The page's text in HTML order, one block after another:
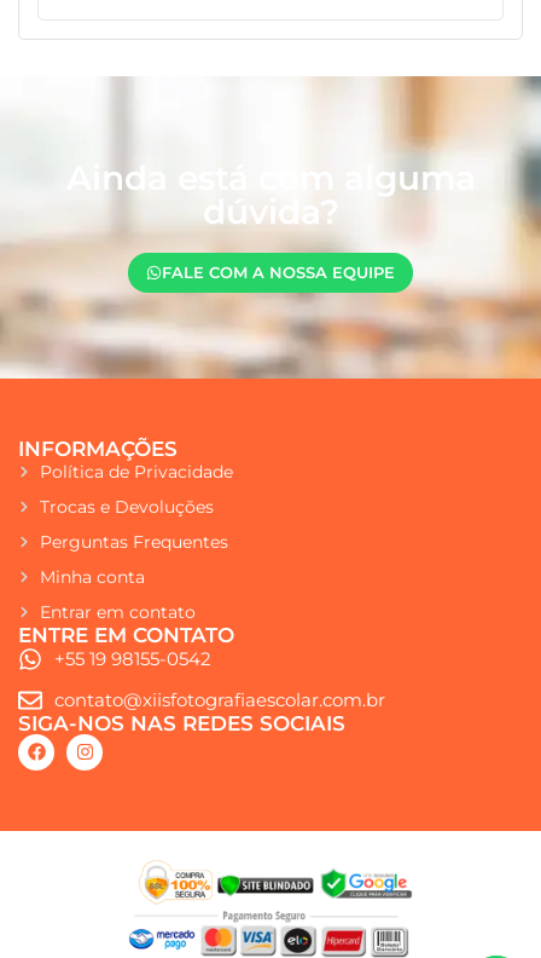
Ainda está com alguma
dúvida?
FALE COM A NOSSA EQUIPE
INFORMAÇÕES
Política de Privacidade
Trocas e Devoluções
Perguntas Frequentes
Minha conta
Entrar em contato
ENTRE EM CONTATO
+55 19 98155-0542
contato@xiisfotografiaescolar.com.br
SIGA-NOS NAS REDES SOCIAIS